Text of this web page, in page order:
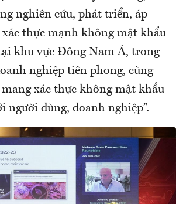
nghiên cứu, phát triển, áp
thực mạnh không mật khẩu
khu vực Đông Nam Á, trong
nghiệp tiên phong, cùng
xác thực không mật khẩu
người dùng, doanh nghiệp”.